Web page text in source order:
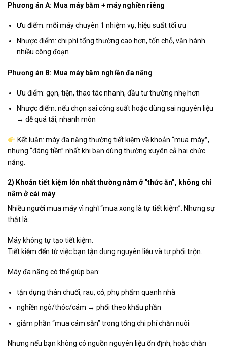
Phương án A: Mua máy băm + máy nghiền riêng
Ưu điểm: mỗi máy chuyên 1 nhiệm vụ, hiệu suất tối ưu
Nhược điểm: chi phí tổng thường cao hơn, tốn chỗ, vận hành
nhiều công đoạn
Phương án B: Mua máy băm nghiền đa năng
Ưu điểm: gọn, tiện, thao tác nhanh, đầu tư thường nhẹ hơn
Nhược điểm: nếu chọn sai công suất hoặc dùng sai nguyên liệu
→ dễ quá tải, nhanh mòn
Kết luận: máy đa năng thường tiết kiệm về khoản “mua máy”,
nhưng “đáng tiền” nhất khi bạn dùng thường xuyên cả hai chức
năng.
2) Khoản tiết kiệm lớn nhất thường nằm ở “thức ăn”, không chỉ
nằm ở cái máy
Nhiều người mua máy vì nghĩ “mua xong là tự tiết kiệm”. Nhưng sự
thật là:
Máy không tự tạo tiết kiệm.
Tiết kiệm đến từ việc bạn tận dụng nguyên liệu và tự phối trộn
Máy đa năng có thể giúp bạn:
tận dụng thân chuối, rau, cỏ, phụ phẩm quanh nhà
nghiền ngô/thóc/cám → phối theo khẩu phần
giảm phần “mua cám sẵn” trong tổng chi phí chăn nuôi
Nhưng nếu bạn không có nguồn nguyên liệu ổn định, hoặc chăn